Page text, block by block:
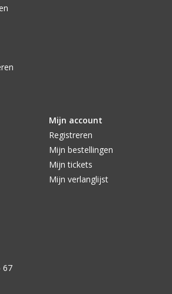
Mijn account
Registreren
Mijn bestellingen
Mijn tickets
Mijn verlanglijst
67